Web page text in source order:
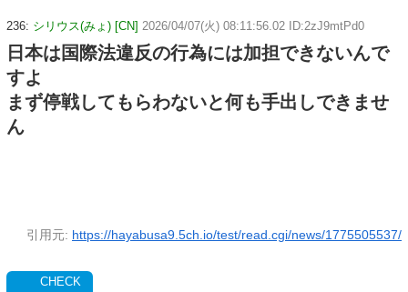
236: シリウス(みょ) [CN] 2026/04/07(火) 08:11:56.02 ID:2zJ9mtPd0
日本は国際法違反の行為には加担できないんで
すよ
まず停戦してもらわないと何も手出しできませ
ん
引用元: https://hayabusa9.5ch.io/test/read.cgi/news/1775505537/